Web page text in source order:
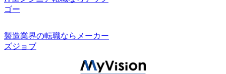
ゴー
製造業界の転職ならメーカー
ズジョブ